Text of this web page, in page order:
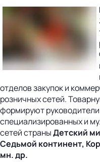
отделов закупок и
розничных сетей.
формируют
специализированных и
сетей страныДетский
Седьмой континент,
мн. др.